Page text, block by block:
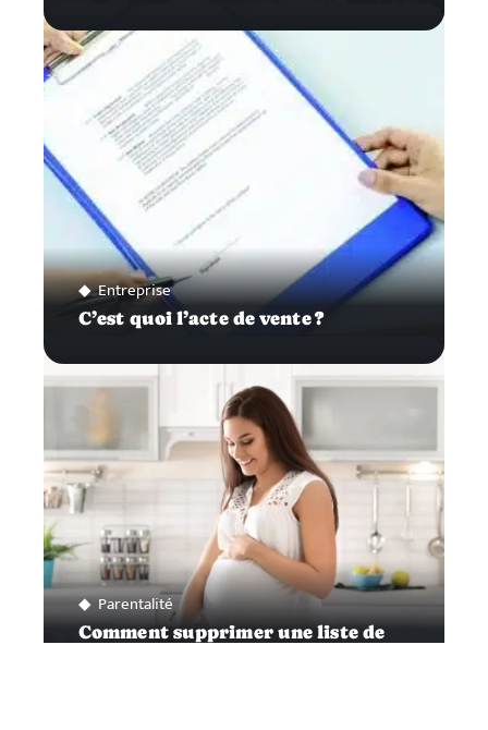
Entreprise
C’est quoi l’acte de vente ?
Parentalité
Comment supprimer une liste de